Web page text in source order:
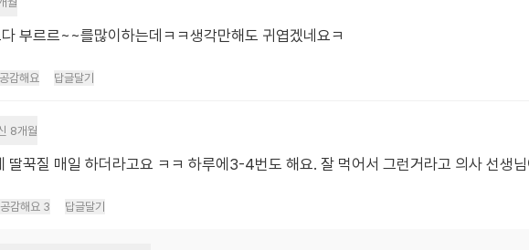
부르르~~를많이하는데ㅋㅋ생각만해도 귀엽겠네요ㅋ
공감해요 답글달기
8개월
딸꾹질 매일 하더라고요 ㅋㅋ 하루에3-4번도 해요. 잘 먹어서 그런거라고 의사 선생
공감해요 3 답글달기